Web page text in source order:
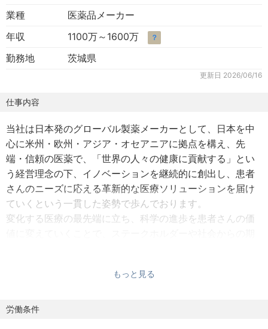
業種
医薬品メーカー
年収
1100万～1600万 ？
勤務地 茨城県
更新日 2026/06/16
仕事内容
当社は日本発のグローバル製薬メーカーとして、日本を中
心に米州・欧州・アジア・オセアニアに拠点を構え、先
端・信頼の医薬で、「世界の人々の健康に貢献する」とい
う経営理念の下、イノベーションを継続的に創出し、患者
さんのニーズに応える革新的な医療ソリューションを届け
ていくという一貫した姿勢で歩んでおります。
変化する医療の最先端に立ち、科学の進歩を患者さんの価
【募集の背景 / Purpose & Scope】
を可能にし、候補化合物（candidate）選定後の製品開発を
もっと見る
労働条件